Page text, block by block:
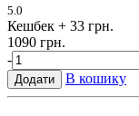
5.0
Кешбек + 33 грн.
1090 грн.
-
Додати В кошику